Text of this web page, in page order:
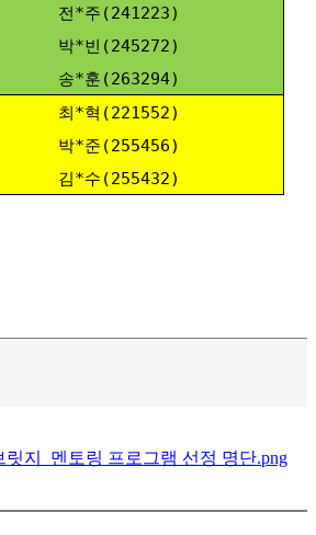
전*주(241223)
박*빈(245272)
송*훈(263294)
최*혁(221552)
박*준(255456)
김*수(255432)
릿지_멘토링 프로그램 선정 명단.png